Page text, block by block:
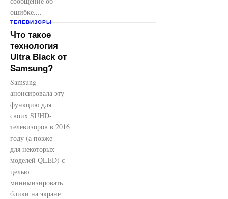
ошибке....
ТЕЛЕВИЗОРЫ
Что такое
технология
Ultra Black от
Samsung?
Samsung
анонсировала эту
функцию для
своих SUHD-
телевизоров в 2016
году (а позже —
для некоторых
моделей QLED) с
целью
минимизировать
блики на экране